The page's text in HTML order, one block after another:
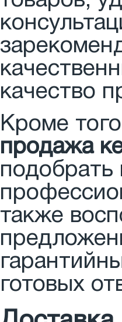
качество
Кроме
продажа
подобрать
также
готовых